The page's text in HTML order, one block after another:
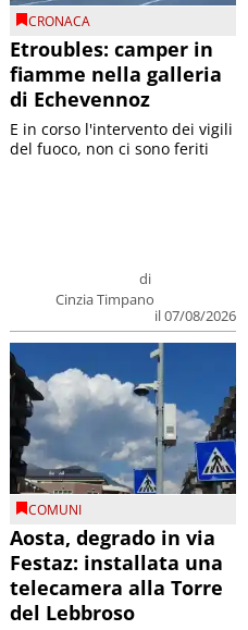
CRONACA
Etroubles: camper in
fiamme nella galleria
di Echevennoz
di
Cinzia Timpano
il 07/08/2026
E in corso l'intervento dei vigili
del fuoco, non ci sono feriti
COMUNI
Aosta, degrado in via
Festaz: installata una
telecamera alla Torre
del Lebbroso